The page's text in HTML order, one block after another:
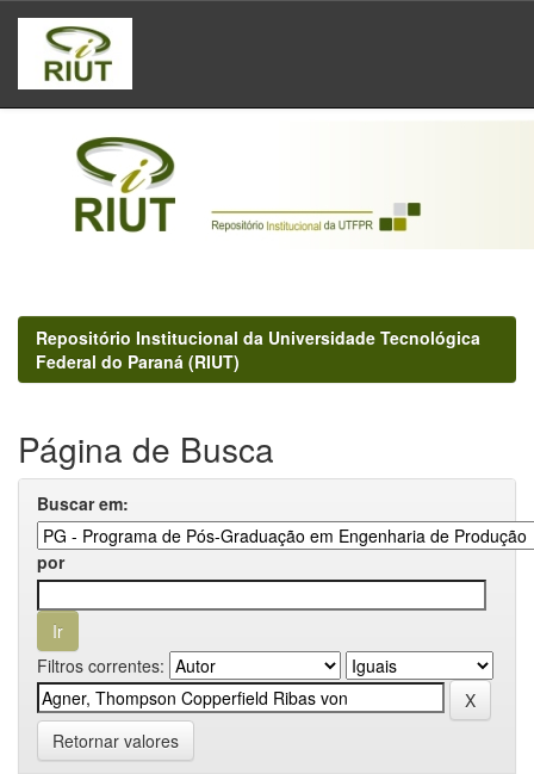
Skip
navigation
Repositório Institucional da Universidade Tecnológica
Federal do Paraná (RIUT)
Página de Busca
Buscar em:
por
Filtros correntes:
Retornar valores